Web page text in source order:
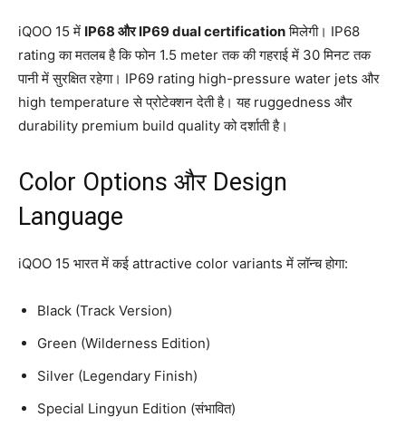
iQOO 15 में IP68 और IP69 dual certificationमिलेगी। IP68
rating का मतलब है कि फोन 1.5 meter तक की गहराई में 30 मिनट तक
पानी में सुरक्षित रहेगा। IP69 rating high-pressure water jets और
high temperature से प्रोटेक्शन देती है। यह ruggedness और
durability premium build quality को दर्शाती है।
Color Options और Design
Language
iQOO 15 भारत में कई attractive color variants में लॉन्च होगा:
Black (Track Version)
Green (Wilderness Edition)
Silver (Legendary Finish)
Special Lingyun Edition (संभावित)